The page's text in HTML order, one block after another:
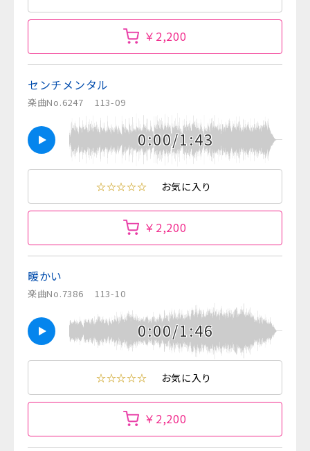
￥2,200
センチメンタル
楽曲No.6247 113-09
0:00/1:43
☆☆☆☆☆ お気に入り
￥2,200
暖かい
楽曲No.7386 113-10
0:00/1:46
☆☆☆☆☆ お気に入り
￥2,200